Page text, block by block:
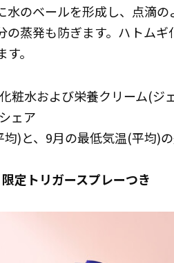
水のベールを形成し、点滴
蒸発も防ぎます。ハトムギ
。
粧水および栄養クリーム(ジ
ェア
)と、9月の最低気温(平均)
定トリガースプレーつき